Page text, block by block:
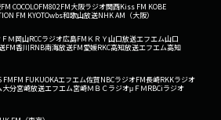
FM COCOLOFM802FM大阪ラジオ関西Kiss FM KOBE
FM KYOTOwbs和歌山放送NHK AM（大阪）
ＦＭ岡山RCCラジオ広島FM ＫＲＹ山口放送エフエム山口
FM香川RNB南海放送FM愛媛RKC高知放送エフエム高知
FMFM FUKUOKAエフエム佐賀NBCラジオFM長崎RKKラジオ
大分宮崎放送エフエム宮崎ＭＢＣラジオμＦＭRBCiラジオ